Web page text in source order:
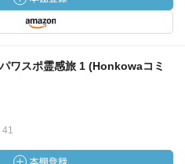
ワスポ霊感旅 1 (Honkowaコミ
41